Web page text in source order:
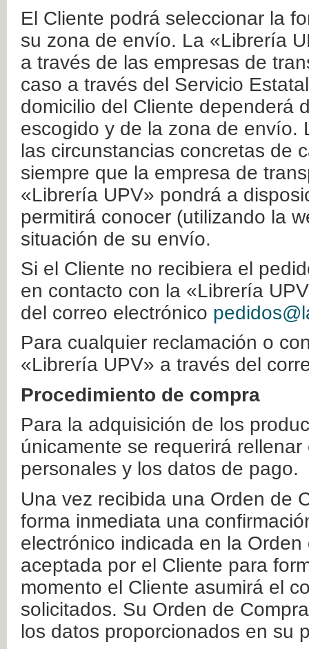
El Cliente podrá seleccionar la
su zona de envío. La «Librería
a través de las empresas de
caso a través del Servicio
domicilio del Cliente dependerá
escogido y de la zona de envío.
las circunstancias concretas de
siempre que la empresa de
«Librería UPV» pondrá a
permitirá conocer (utilizando la
situación de su envío.
Si el Cliente no recibiera el
en contacto con la «Librería
del correo electrónico
Para cualquier reclamación o
«Librería UPV» a través del
Procedimiento de compra
Para la adquisición de los
únicamente se requerirá
personales y los datos de pago.
Una vez recibida una Orden de
forma inmediata una
electrónico indicada en la
aceptada por el Cliente para
momento el Cliente asumirá el
solicitados. Su Orden de
los datos proporcionados en su